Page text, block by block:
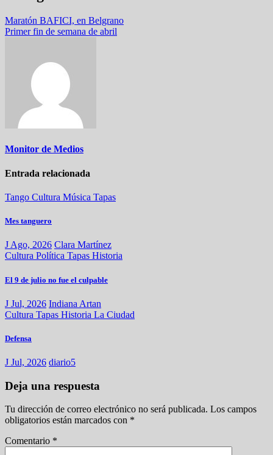
Maratón BAFICI, en Belgrano
Primer fin de semana de abril
Monitor de Medios
Entrada relacionada
Tango Cultura Música Tapas
Mes tanguero
J Ago, 2026 Clara Martínez
Cultura Política Tapas Historia
El 9 de julio no fue el culpable
J Jul, 2026 Indiana Artan
Cultura Tapas Historia La Ciudad
Defensa
J Jul, 2026 diario5
Deja una respuesta
Tu dirección de correo electrónico no será publicada. Los campos
obligatorios están marcados con *
Comentario *